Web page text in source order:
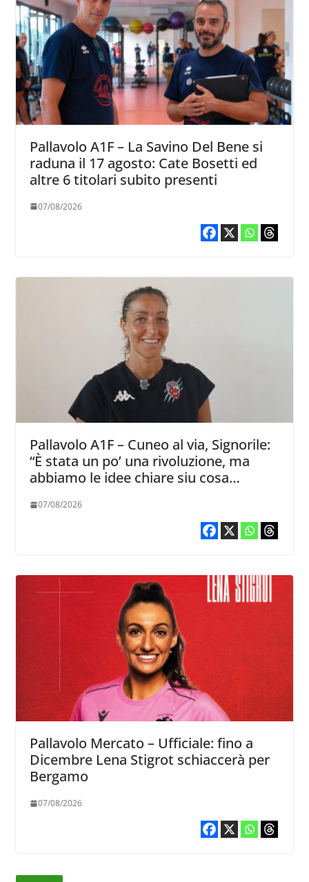
Pallavolo A1F – La Savino Del Bene si
raduna il 17 agosto: Cate Bosetti ed
altre 6 titolari subito presenti
07/08/2026
Pallavolo A1F – Cuneo al via, Signorile:
“È stata un po’ una rivoluzione, ma
abbiamo le idee chiare siu cosa
07/08/2026
Pallavolo Mercato – Ufficiale: fino a
Dicembre Lena Stigrot schiaccerà per
Bergamo
07/08/2026